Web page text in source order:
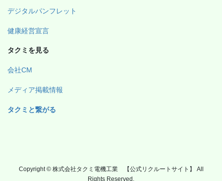
デジタルパンフレット
健康経営宣言
タクミを見る
会社CM
メディア掲載情報
タクミと繋がる
Copyright © 株式会社タクミ電機工業 【公式リクルートサイト】 All
Rights Reserved.